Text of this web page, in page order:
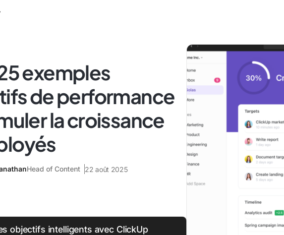
exemples
de performance
la croissance
Head of Content 22 août 2025
objectifs intelligents avec ClickUp